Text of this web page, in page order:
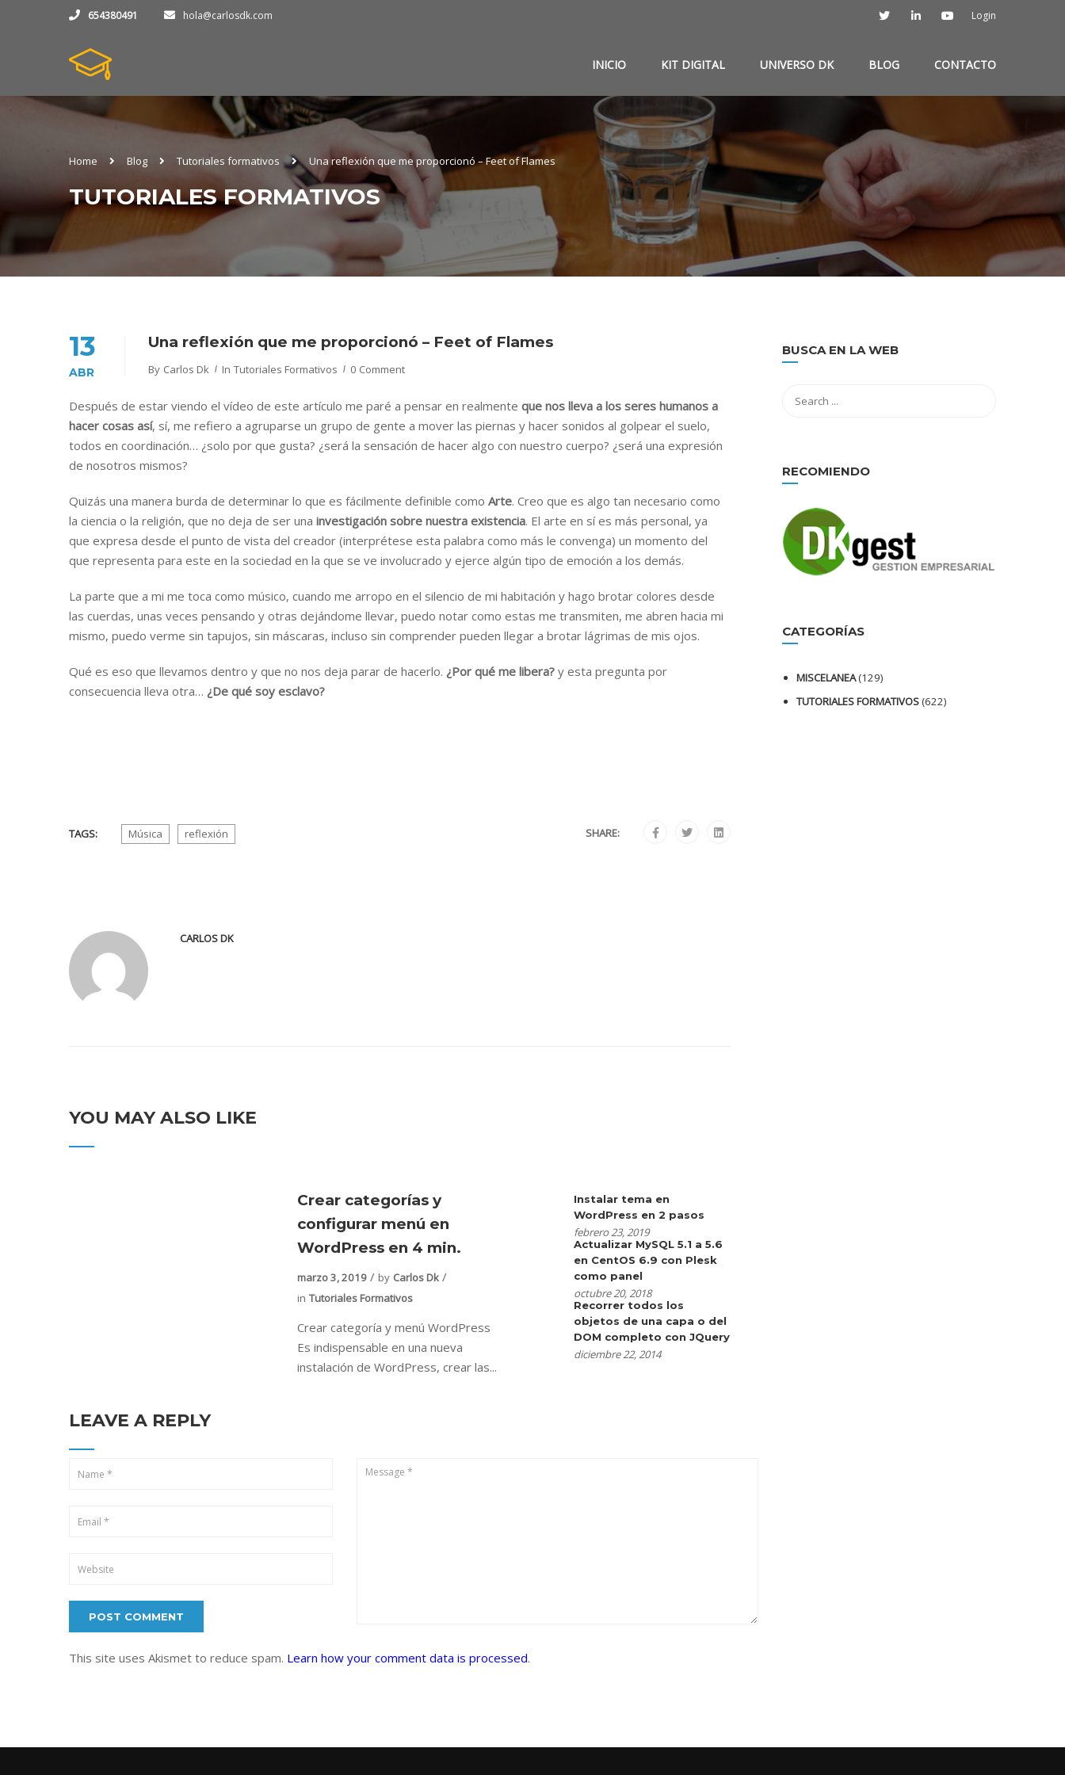
654380491 hola@carlosdk.com Login
INICIO KIT DIGITAL UNIVERSO DK BLOG CONTACTO
Home Blog Tutoriales formativos Una reflexión que me proporcionó – Feet of Flames
TUTORIALES FORMATIVOS
13
ABR
Una reflexión que me proporcionó – Feet of Flames
By Carlos Dk In Tutoriales Formativos 0 Comment
Después de estar viendo el vídeo de este artículo me paré a pensar en realmente que nos lleva a los seres humanos a
hacer cosas así, sí, me refiero a agruparse un grupo de gente a mover las piernas y hacer sonidos al golpear el suelo,
todos en coordinación… ¿solo por que gusta? ¿será la sensación de hacer algo con nuestro cuerpo? ¿será una expresión
de nosotros mismos?
Quizás una manera burda de determinar lo que es fácilmente definible como Arte. Creo que es algo tan necesario como
la ciencia o la religión, que no deja de ser una investigación sobre nuestra existencia. El arte en sí es más personal, ya
que expresa desde el punto de vista del creador (interprétese esta palabra como más le convenga) un momento del
que representa para este en la sociedad en la que se ve involucrado y ejerce algún tipo de emoción a los demás.
La parte que a mi me toca como músico, cuando me arropo en el silencio de mi habitación y hago brotar colores desde
las cuerdas, unas veces pensando y otras dejándome llevar, puedo notar como estas me transmiten, me abren hacia mi
mismo, puedo verme sin tapujos, sin máscaras, incluso sin comprender pueden llegar a brotar lágrimas de mis ojos.
Qué es eso que llevamos dentro y que no nos deja parar de hacerlo. ¿Por qué me libera? y esta pregunta por
consecuencia lleva otra… ¿De qué soy esclavo?
TAGS: Música reflexión SHARE:
CARLOS DK
YOU MAY ALSO LIKE
Crear categorías y
configurar menú en
WordPress en 4 min.
marzo 3, 2019 by Carlos Dk
in Tutoriales Formativos
Crear categoría y menú WordPress
Es indispensable en una nueva
instalación de WordPress, crear las...
Instalar tema en
WordPress en 2 pasos
febrero 23, 2019
Actualizar MySQL 5.1 a 5.6
en CentOS 6.9 con Plesk
como panel
octubre 20, 2018
Recorrer todos los
objetos de una capa o del
DOM completo con JQuery
diciembre 22, 2014
LEAVE A REPLY
This site uses Akismet to reduce spam. Learn how your comment data is processed.
BUSCA EN LA WEB
RECOMIENDO
CATEGORÍAS
MISCELANEA(129)
TUTORIALES FORMATIVOS(622)